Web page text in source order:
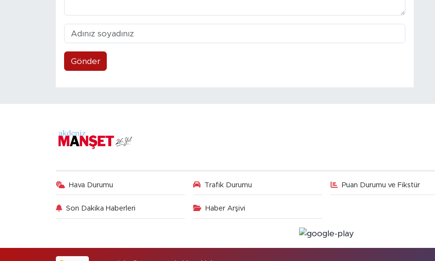
Gönder
Hava Durumu Trafik Durumu Puan Durumu ve Fikstür
Son Dakika Haberleri Haber Arşivi